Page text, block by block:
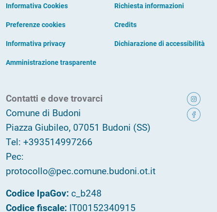
Informativa Cookies
Preferenze cookies
Informativa privacy
Amministrazione trasparente
Richiesta informazioni
Credits
Dichiarazione di accessibilità
Contatti e dove trovarci
Comune di Budoni
Piazza Giubileo, 07051 Budoni (SS)
Tel: +393514997266
Pec:
protocollo@pec.comune.budoni.ot.it
Codice IpaGov: c_b248
Codice fiscale: IT00152340915